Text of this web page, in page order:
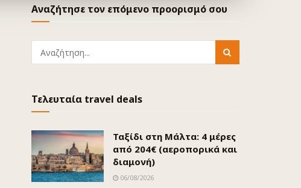
Αναζήτησε τον επόμενο προορισμό σου
Τελευταία travel deals
Ταξίδι στη Μάλτα: 4 μέρες
από 204€ (αεροπορικά και
διαμονή)
06/08/2026